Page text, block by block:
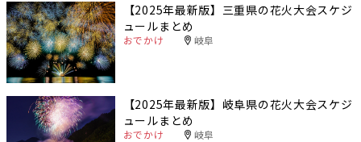
【2025年最新版】三重県の花火大会スケジ
ュールまとめ
おでかけ 岐阜
【2025年最新版】岐阜県の花火大会スケジ
ュールまとめ
おでかけ 岐阜